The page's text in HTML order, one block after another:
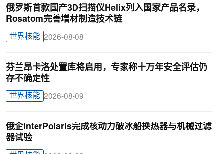
俄罗斯首款国产3D扫描仪Helix列入国家产品名录，
Rosatom完善增材制造技术链
世界核能 2026-08-08
芬兰昂卡洛处置库将启用，专家称十万年安全评估仍
存不确定性
世界核能 2026-08-09
俄企InterPolaris完成核动力破冰船换热器与机械过滤
器试验